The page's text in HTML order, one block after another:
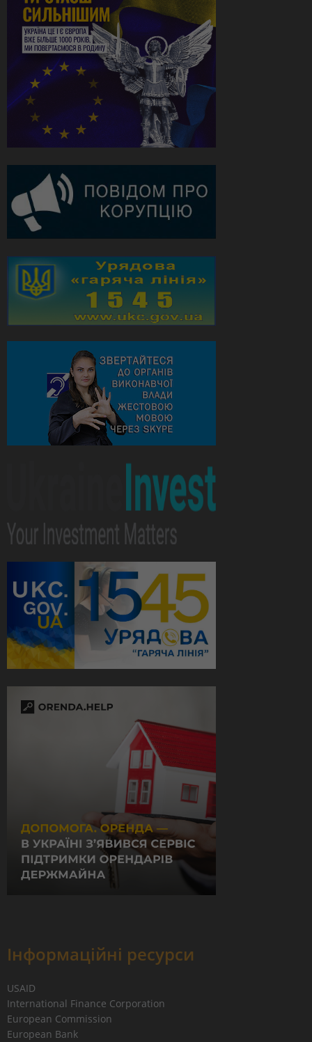
Інформаційні ресурси
USAID
International Finance Corporation
European Commission
European Bank